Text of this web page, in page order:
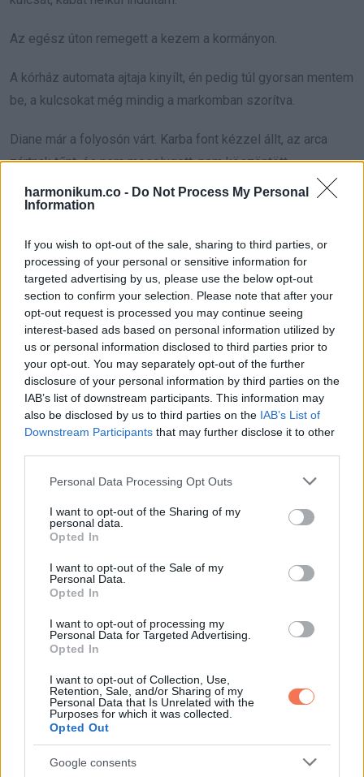
harmonikum.co - Do Not Process My Personal
Information
If you wish to opt-out of the sale, sharing to third parties, or
processing of your personal or sensitive information for
targeted advertising by us, please use the below opt-out
section to confirm your selection. Please note that after your
opt-out request is processed you may continue seeing
interest-based ads based on personal information utilized by
us or personal information disclosed to third parties prior to
your opt-out. You may separately opt-out of the further
disclosure of your personal information by third parties on the
IAB’s list of downstream participants. This information may
also be disclosed by us to third parties on the IAB’s List of
Downstream Participants that may further disclose it to other
Please note that this website/app uses one or more Google
not limited to your visit or usage behaviour. You may click to
grant or deny consent to Google and its third-party tags to
use your data for below specified purposes in below Google
consent section.
Personal Data Processing Opt Outs
I want to opt-out of the Sharing of my
personal data.
Opted In
I want to opt-out of the Sale of my
Personal Data.
Opted In
I want to opt-out of processing my
Personal Data for Targeted Advertising.
Opted In
I want to opt-out of Collection, Use,
Retention, Sale, and/or Sharing of my
Personal Data that Is Unrelated with the
Purposes for which it was collected.
Opted Out
Google consents
Az egész úton remegett a kezem a kormányon.
A kórház automata ajtaja kinyílt, én pedig túl gyorsan mentem
be, a kulcsokat még mindig a markomban szorítva.
Diane már a folyosón várt. Karba font kézzel állt, az arca
zártnak tűnt, és nem mosolygott, nem köszöntött.
„Rachel. Gyere velem.”
Utána mentem a folyosón, elhaladtunk a nővérpult mellett,
majd egy halom összehajtogatott takaró mellett is.
Kiszáradt a szám.
„Diane, kérlek, mondd már el. Lily jól van? Aaron mondott
valamit? Mi történt?”
„Túllépett egy határt” mondta, és nem lassított.
„Egy határt? Diane, a fiam kopaszra borotválta a fejét a
szeme piros volt, de az álla makacsul feszült.
„Nem csak a kopaszra borotválásról van szó, Rachel. Hanem
arról, ami utána történt.”
„Aaron hónapok óta alig alszik. Levest visz neki, és a
váróban ül, miközben a háziját csinálja.”
„Lily visszahúzódó lány” vágta rá halkan, hogy ne hallja senki.
„Most az egész onkológiai osztály erről beszél.
Mindenkinek van véleménye. Mindenkinek van története az
én lányomról.”